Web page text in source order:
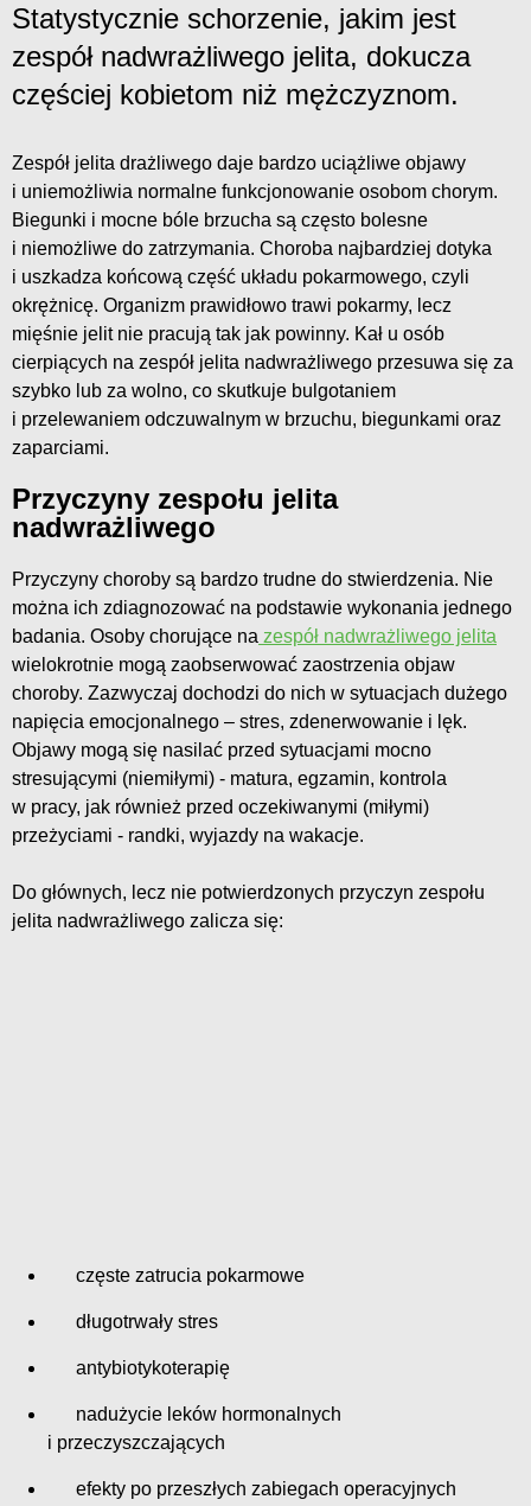
Statystycznie schorzenie, jakim jest
zespół nadwrażliwego jelita, dokucza
częściej kobietom niż mężczyznom.
Zespół jelita drażliwego daje bardzo uciążliwe objawy
i uniemożliwia normalne funkcjonowanie osobom chorym.
Biegunki i mocne bóle brzucha są często bolesne
i niemożliwe do zatrzymania. Choroba najbardziej dotyka
i uszkadza końcową część układu pokarmowego, czyli
okrężnicę. Organizm prawidłowo trawi pokarmy, lecz
mięśnie jelit nie pracują tak jak powinny. Kał u osób
cierpiących na zespół jelita nadwrażliwego przesuwa się za
szybko lub za wolno, co skutkuje bulgotaniem
i przelewaniem odczuwalnym w brzuchu, biegunkami oraz
zaparciami.
Przyczyny zespołu jelita
nadwrażliwego
Przyczyny choroby są bardzo trudne do stwierdzenia. Nie
można ich zdiagnozować na podstawie wykonania jednego
badania. Osoby chorujące na zespół nadwrażliwego jelita
wielokrotnie mogą zaobserwować zaostrzenia objaw
choroby. Zazwyczaj dochodzi do nich w sytuacjach dużego
napięcia emocjonalnego – stres, zdenerwowanie i lęk.
Objawy mogą się nasilać przed sytuacjami mocno
stresującymi (niemiłymi) - matura, egzamin, kontrola
w pracy, jak również przed oczekiwanymi (miłymi)
przeżyciami - randki, wyjazdy na wakacje.
Do głównych, lecz nie potwierdzonych przyczyn zespołu
jelita nadwrażliwego zalicza się:
częste zatrucia pokarmowe
długotrwały stres
antybiotykoterapię
nadużycie leków hormonalnych
i przeczyszczających
efekty po przeszłych zabiegach operacyjnych